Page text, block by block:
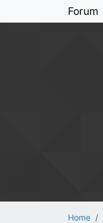
Forum
Home